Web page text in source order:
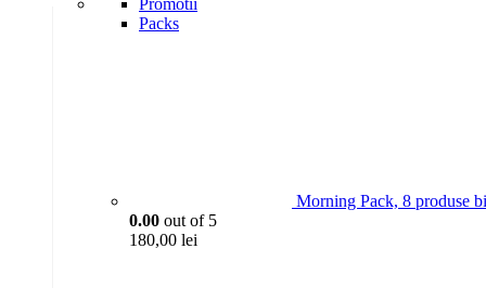
Promotii
Packs
Morning Pack, 8 produse
0.00 out of 5
180,00 lei